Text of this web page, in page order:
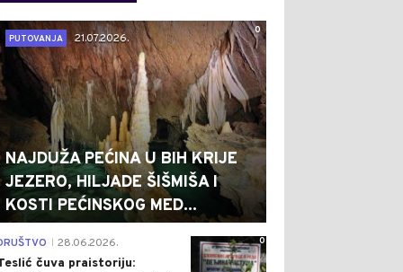
0
PUTOVANJA
21.07.2026.
NAJDUŽA PEĆINA U BIH KRIJE
JEZERO, HILJADE ŠIŠMIŠA I
KOSTI PEĆINSKOG MED...
0
28.06.2026.
čuva praistoriju: